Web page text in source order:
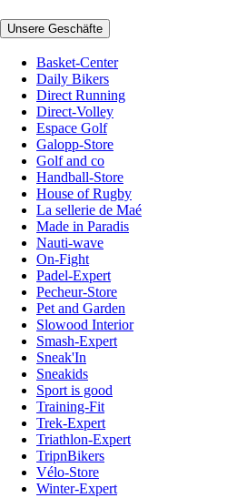
Unsere Geschäfte
Basket-Center
Daily Bikers
Direct Running
Direct-Volley
Espace Golf
Galopp-Store
Golf and co
Handball-Store
House of Rugby
La sellerie de Maé
Made in Paradis
Nauti-wave
On-Fight
Padel-Expert
Pecheur-Store
Pet and Garden
Slowood Interior
Smash-Expert
Sneak'In
Sneakids
Sport is good
Training-Fit
Trek-Expert
Triathlon-Expert
TripnBikers
Vélo-Store
Winter-Expert